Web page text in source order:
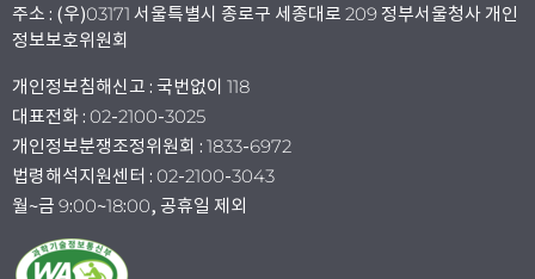
주소 : (우)03171 서울특별시 종로구 세종대로 209 정부서울청사 개인
정보보호위원회
개인정보침해신고 : 국번없이 118
대표전화 : 02-2100-3025
개인정보분쟁조정위원회 : 1833-6972
법령해석지원센터 : 02-2100-3043
월~금 9:00~18:00, 공휴일 제외